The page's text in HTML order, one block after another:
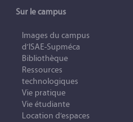
Sur le campus
Images du campus
d’ISAE-Supméca
Bibliothèque
Ressources
technologiques
Vie pratique
Vie étudiante
Location d’espaces